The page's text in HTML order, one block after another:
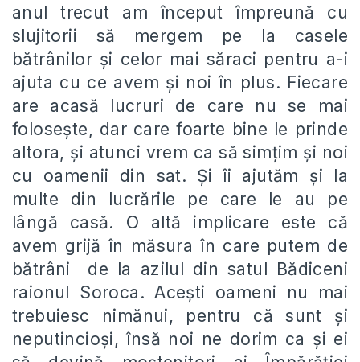
anul trecut am început împreună cu
slujitorii să mergem pe la casele
bătrânilor și celor mai săraci pentru a-i
ajuta cu ce avem și noi în plus. Fiecare
are acasă lucruri de care nu se mai
folosește, dar care foarte bine le prinde
altora, și atunci vrem ca să simțim și noi
cu oamenii din sat. Și îi ajutăm și la
multe din lucrările pe care le au pe
lângă casă. O altă implicare este că
avem grijă în măsura în care putem de
bătrâni de la azilul din satul Bădiceni
raionul Soroca. Acești oameni nu mai
trebuiesc nimănui, pentru că sunt și
neputincioși, însă noi ne dorim ca și ei